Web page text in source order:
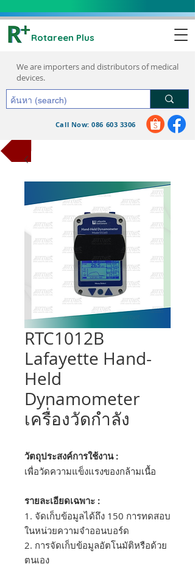
Rotareen Plus
We are importers and distributors of medical
devices.
Call Now: 086 603 3306
RTC1012B
Lafayette Hand-
Held
Dynamometer
เครื่องวัดกำลัง
วัตถุประสงค์การใช้งาน :
เพื่อวัดความแข็งแรงของกล้ามเนื้อ
รายละเอียดเฉพาะ :
1. จัดเก็บข้อมูลได้ถึง 150 การทดสอบ
ในหน่วยความจำออนบอร์ด
2. การจัดเก็บข้อมูลอัตโนมัติหรือด้วย
ตนเอง